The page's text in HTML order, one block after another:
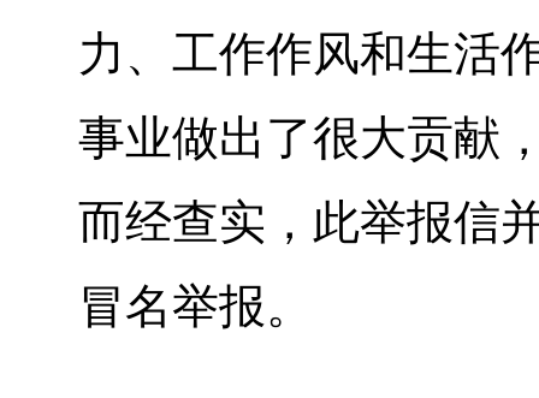
力、工作作风和生活
事业做出了很大贡献
而经查实，此举报信
冒名举报。